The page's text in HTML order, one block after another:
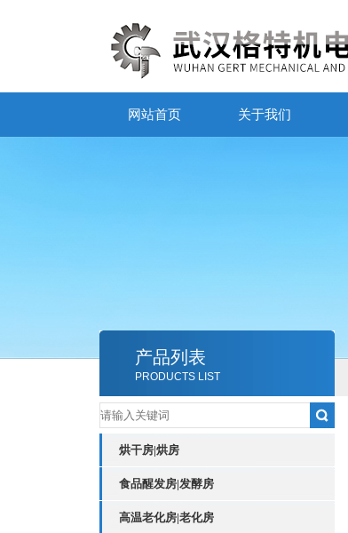
网站首页 关于我们
产品列表
PRODUCTS LIST
烘干房|烘房
食品醒发房|发酵房
高温老化房|老化房